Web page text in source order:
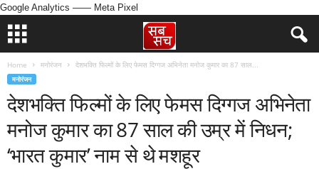
Google Analytics —— Meta Pixel
Home मनोरंजन देशभक्ति फिल्मों के लिए फेमस दिग्गज अभिनेता मनोज कुमार का 87 साल...
मनोरंजन
देशभक्ति फिल्मों के लिए फेमस दिग्गज अभिनेता
मनोज कुमार का 87 साल की उम्र में निधन;
‘भारत कुमार’ नाम से थे मशहूर